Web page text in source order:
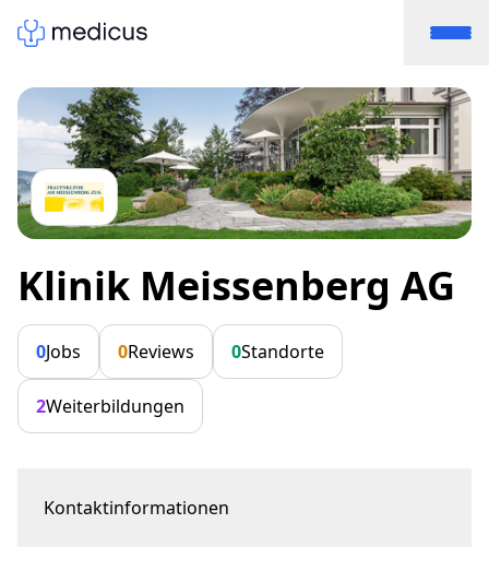
Klinik Meissenberg AG
0Jobs 0Reviews 0Standorte
2Weiterbildungen
Kontaktinformationen